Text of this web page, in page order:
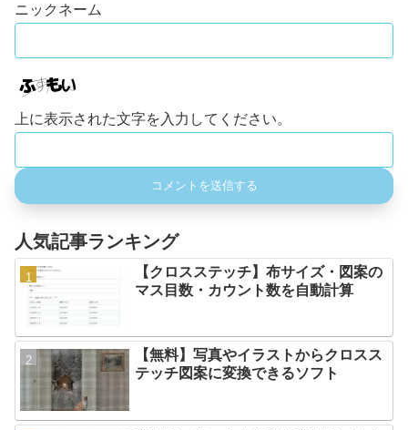
上に表示された文字を入力してください。
人気記事ランキング
【クロスステッチ】布サイズ・図案の
マス目数・カウント数を自動計算
【無料】写真やイラストからクロスス
テッチ図案に変換できるソフト